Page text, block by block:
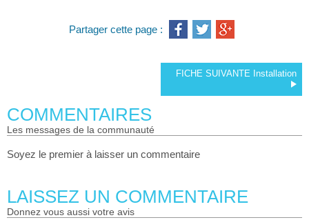
Partager cette page :
FICHE SUIVANTE Installation
COMMENTAIRES
les messages de la communauté
Soyez le premier à laisser un commentaire
LAISSEZ UN COMMENTAIRE
donnez vous aussi votre avis